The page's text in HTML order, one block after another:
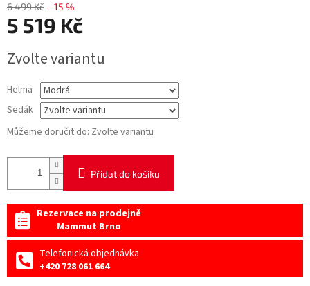
6 499 Kč –15 %
5 519 Kč
cena:
Zvolte variantu
Helma
Sedák
Můžeme doručit do: Zvolte variantu
Přidat do košíku
Rezervace na prodejně
Mammut Brno
Telefonická objednávka
+420 728 061 664